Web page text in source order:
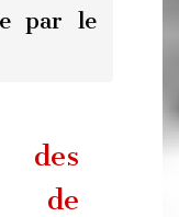
par le
de